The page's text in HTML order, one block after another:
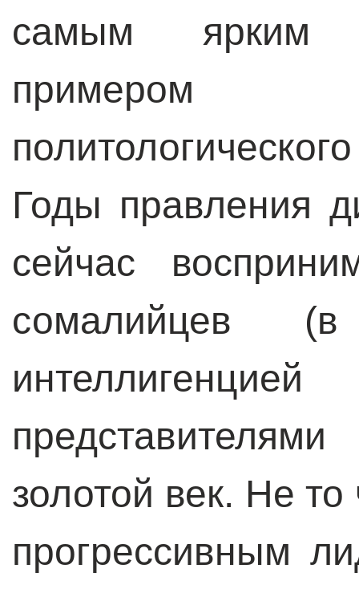
самым ярким
примером
Годы правления
сейчас
сомалийцев
золотой век. Не
прогрессивным